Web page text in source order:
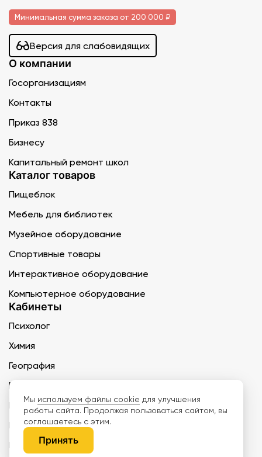
Минимальная сумма заказа от 200 000 ₽
Версия для слабовидящих
О компании
Госорганизациям
Контакты
Приказ 838
Бизнесу
Капитальный ремонт школ
Каталог товаров
Пищеблок
Мебель для библиотек
Музейное оборудование
Спортивные товары
Интерактивное оборудование
Компьютерное оборудование
Кабинеты
Психолог
Химия
География
Музыка
ИЗО
Медкабинет
Биология и экология
Мы используем файлы cookie для улучшения
работы сайта. Продолжая пользоваться сайтом, вы
соглашаетесь с этим.
Принять